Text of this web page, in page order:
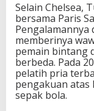
Selain Chelsea,
bersama Paris
memberinya
pemain bintang
berbeda. Pada
pelatih pria
pengakuan
sepak bola.